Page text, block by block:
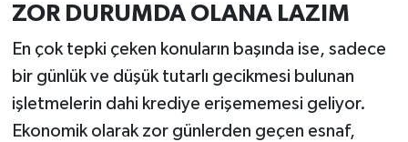
ZOR DURUMDA OLANA LAZIM
En çok tepki çeken konuların başında ise, sadece
bir günlük ve düşük tutarlı gecikmesi bulunan
işletmelerin dahi krediye erişememesi geliyor.
Ekonomik olarak zor günlerden geçen esnaf,